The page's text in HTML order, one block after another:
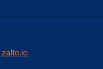
zalto.io